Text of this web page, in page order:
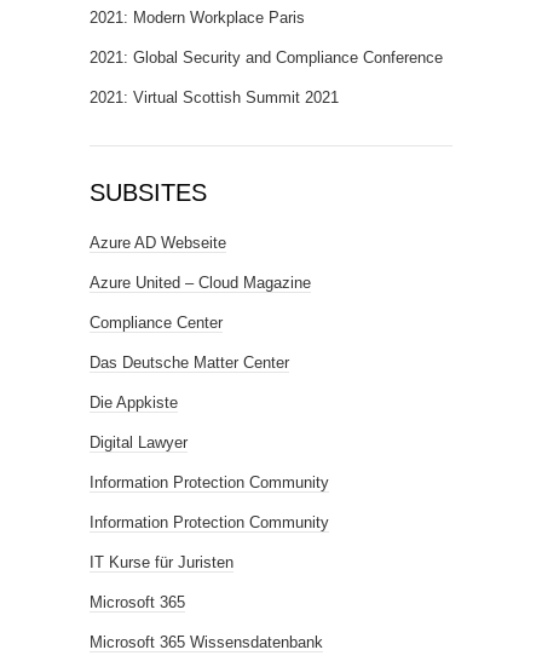
2021: Modern Workplace Paris
2021: Global Security and Compliance Conference
2021: Virtual Scottish Summit 2021
SUBSITES
Azure AD Webseite
Azure United – Cloud Magazine
Compliance Center
Das Deutsche Matter Center
Die Appkiste
Digital Lawyer
Information Protection Community
Information Protection Community
IT Kurse für Juristen
Microsoft 365
Microsoft 365 Wissensdatenbank